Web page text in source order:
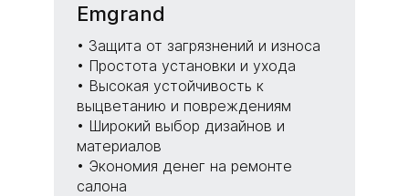
Emgrand
• Защита от загрязнений и износа
• Простота установки и ухода
• Высокая устойчивость к
выцветанию и повреждениям
• Широкий выбор дизайнов и
материалов
• Экономия денег на ремонте
салона